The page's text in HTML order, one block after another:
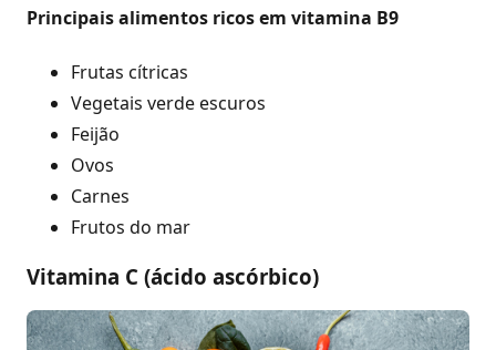
Principais alimentos ricos em vitamina B9
Frutas cítricas
Vegetais verde escuros
Feijão
Ovos
Carnes
Frutos do mar
Vitamina C (ácido ascórbico)